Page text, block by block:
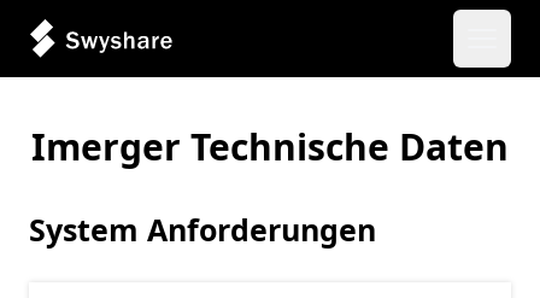
Imerger Technische Daten
System Anforderungen